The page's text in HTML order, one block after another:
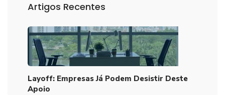
Artigos Recentes
Layoff: Empresas Já Podem Desistir Deste
Apoio